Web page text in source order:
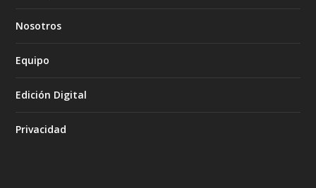
Nosotros
Equipo
Edición Digital
Privacidad